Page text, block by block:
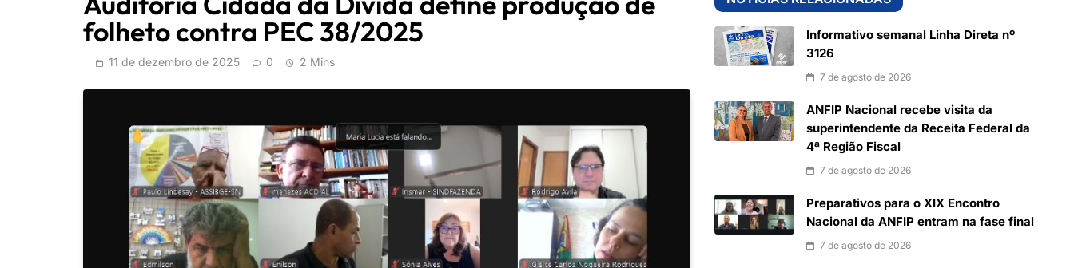
folheto contra PEC 38/2025
11 de dezembro de 2025 0 2 Mins
Informativo semanal Linha Direta nº
3126
7 de agosto de 2026
ANFIP Nacional recebe visita da
superintendente da Receita Federal da
4ª Região Fiscal
7 de agosto de 2026
Preparativos para o XIX Encontro
Nacional da ANFIP entram na fase final
7 de agosto de 2026